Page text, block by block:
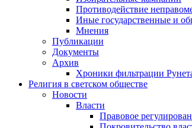
Противодействие
Иные государственные и
Мнения
Публикации
Документы
Архив
Хроники фильтрации
Религия в светском обществе
Новости
Власти
Правовое